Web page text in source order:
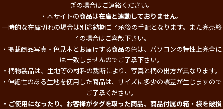
ぎの場合はご連絡ください。
・本サイトの商品は在庫と連動しておりません。
一時的な在庫切れの場合は別途納期ご了承後の手配となります。また完売終
了の場合はご容赦下さい。
・掲載商品写真・色見本とお届けする商品の色は、パソコンの特性上完全に
は一致しませんのでご了承下さい。
・柄物製品は、生地等の材料の裁断により、写真と柄の出方が異なります。
・伸縮性のある生地を使用した商品は、サイズに多少の誤差が生じますので
ご了承ください。
・ご使用になったり、お客様がタグを取った商品、商品付属の箱・袋を破損